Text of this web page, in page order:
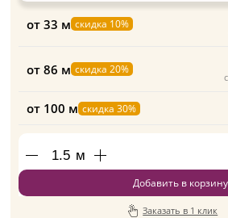
от 33 м скидка 10%
от 86 м скидка 20%
от 100 м скидка 30%
м
Добавить в корзину
Заказать в 1 клик